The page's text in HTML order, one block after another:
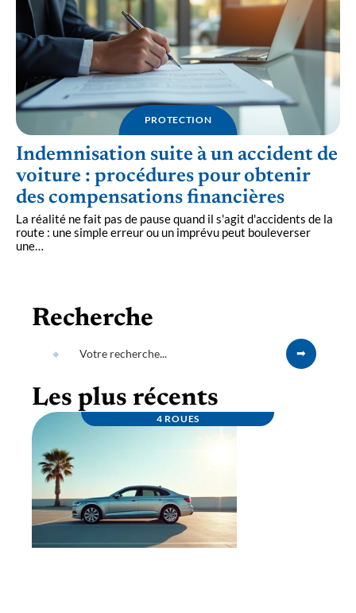
PROTECTION
Indemnisation suite à un accident de
voiture : procédures pour obtenir
des compensations financières
La réalité ne fait pas de pause quand il s'agit d'accidents de la
route : une simple erreur ou un imprévu peut bouleverser
une
Recherche
Les plus récents
4 ROUES